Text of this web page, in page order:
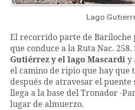
Lago
El recorrido parte de Bariloche
que conduce a la Ruta Nac. 258.
Gutiérrez y el lago Mascardi y
el camino de ripio que hay que
después de atravesar el puente
llega a la base del Tronador -
lugar de almuerzo.